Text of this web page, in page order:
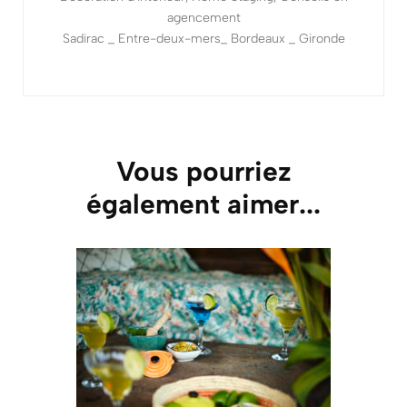
agencement
Sadirac _ Entre-deux-mers_ Bordeaux _ Gironde
Vous pourriez
également aimer...